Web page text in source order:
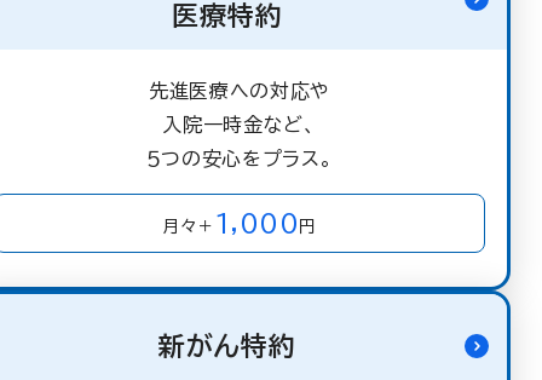
医療特約
先進医療への対応や
入院一時金など、
５つの安心をプラス。
月々＋ 1,000 円
新がん特約